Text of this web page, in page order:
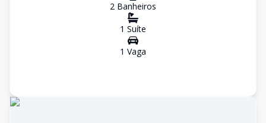
2 Banheiros
1 Suíte
1 Vaga